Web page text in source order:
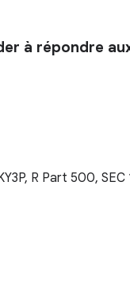
à répondre
R Part 500,